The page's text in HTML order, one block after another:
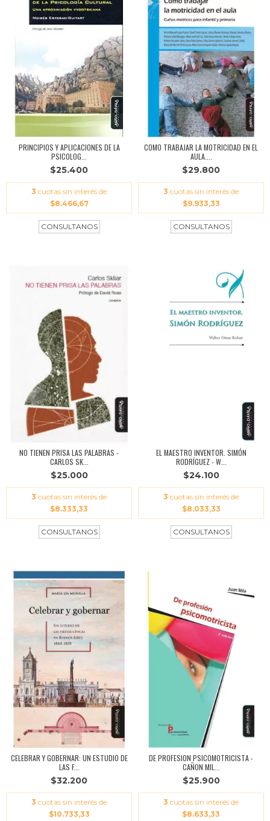
PRINCIPIOS Y APLICACIONES DE LA
PSICOLOG...
$25.400
3 cuotas sin interés de
$8.466,67
COMO TRABAJAR LA MOTRICIDAD EN EL
AULA....
$29.800
3 cuotas sin interés de
$9.933,33
NO TIENEN PRISA LAS PALABRAS -
CARLOS SK...
$25.000
3 cuotas sin interés de
$8.333,33
EL MAESTRO INVENTOR. SIMÓN
RODRÍGUEZ - W...
$24.100
3 cuotas sin interés de
$8.033,33
CELEBRAR Y GOBERNAR: UN ESTUDIO DE
LAS F...
$32.200
3 cuotas sin interés de
$10.733,33
DE PROFESION PSICOMOTRICISTA -
CAÑON MIL...
$25.900
3 cuotas sin interés de
$8.633,33